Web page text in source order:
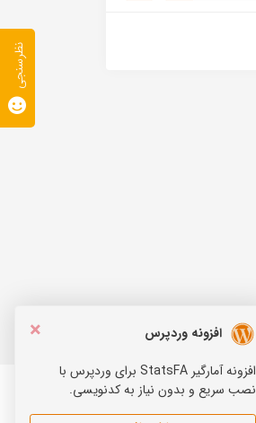
×
افزونه وردپرس
افزونه آمارگیر StatsFA برای وردپرس با
نصب سریع و بدون نیاز به کدنویسی.
نظرسنجی